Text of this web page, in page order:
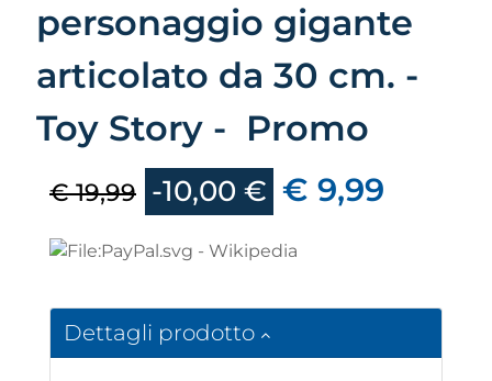
personaggio gigante
articolato da 30 cm. -
Toy Story - Promo
€ 19,99 -10,00 € € 9,99
Dettagli prodotto